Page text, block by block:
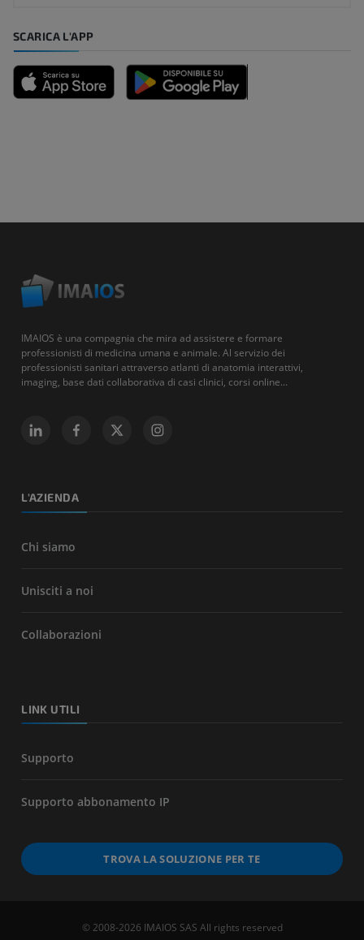
SCARICA L'APP
IMAIOS è una compagnia che mira ad assistere e formare
professionisti di medicina umana e animale. Al servizio dei
professionisti sanitari attraverso atlanti di anatomia interattivi,
imaging, base dati collaborativa di casi clinici, corsi online...
L'AZIENDA
Chi siamo
Unisciti a noi
Collaborazioni
LINK UTILI
Supporto
Supporto abbonamento IP
TROVA LA SOLUZIONE PER TE
© 2008-2026 IMAIOS SAS All rights reserved